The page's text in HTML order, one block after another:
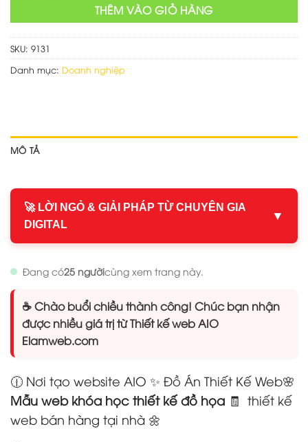
THÊM VÀO GIỎ HÀNG
SKU: 9131
Danh mục: Doanh nghiệp
MÔ TẢ
🚀 LỜI NGỎ & GIẢI PHÁP TỪ CHUYÊN GIA
DIGITAL
▼
Đang có25 ngườicùng xem trang này.
☕ Chào buổi chiều thành công! Chúc bạn nhận
được nhiều giá trị từ Thiết kế web AIO
Elamweb.com
🕧 Nơi tạo website AIO ✨ Đồ Án Thiết Kế Web🌸
Mẫu web khóa học thiết kế đồ họa 🧾 thiết kế
web bán hàng tại nhà 🌼